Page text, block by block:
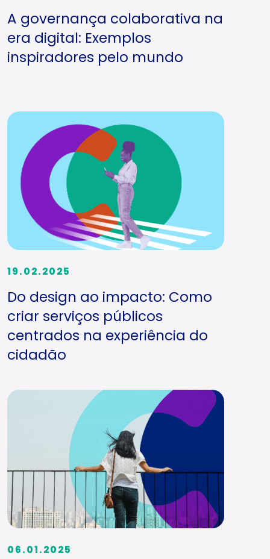
A governança colaborativa na
era digital: Exemplos
inspiradores pelo mundo
19.02.2025
Do design ao impacto: Como
criar serviços públicos
centrados na experiência do
cidadão
06.01.2025